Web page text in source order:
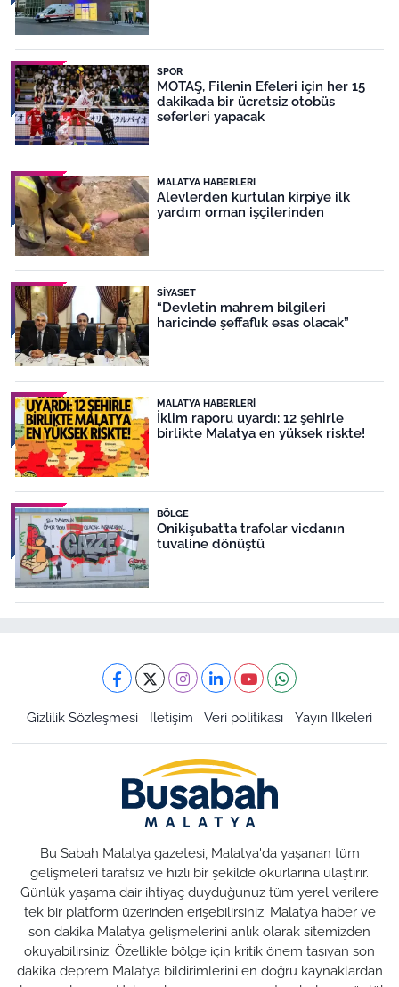
SPOR
MOTAŞ, Filenin Efeleri için her 15
dakikada bir ücretsiz otobüs
seferleri yapacak
MALATYA HABERLERI
Alevlerden kurtulan kirpiye ilk
yardım orman işçilerinden
SIYASET
“Devletin mahrem bilgileri
haricinde şeffaflık esas olacak”
MALATYA HABERLERI
İklim raporu uyardı: 12 şehirle
birlikte Malatya en yüksek riskte!
BÖLGE
Onikişubat’ta trafolar vicdanın
tuvaline dönüştü
Gizlilik Sözleşmesi İletişim Veri politikası Yayın İlkeleri
Bu Sabah Malatya gazetesi, Malatya'da yaşanan tüm
gelişmeleri tarafsız ve hızlı bir şekilde okurlarına ulaştırır.
Günlük yaşama dair ihtiyaç duyduğunuz tüm yerel verilere
tek bir platform üzerinden erişebilirsiniz. Malatya haber ve
son dakika Malatya gelişmelerini anlık olarak sitemizden
okuyabilirsiniz. Özellikle bölge için kritik önem taşıyan son
dakika deprem Malatya bildirimlerini en doğru kaynaklardan